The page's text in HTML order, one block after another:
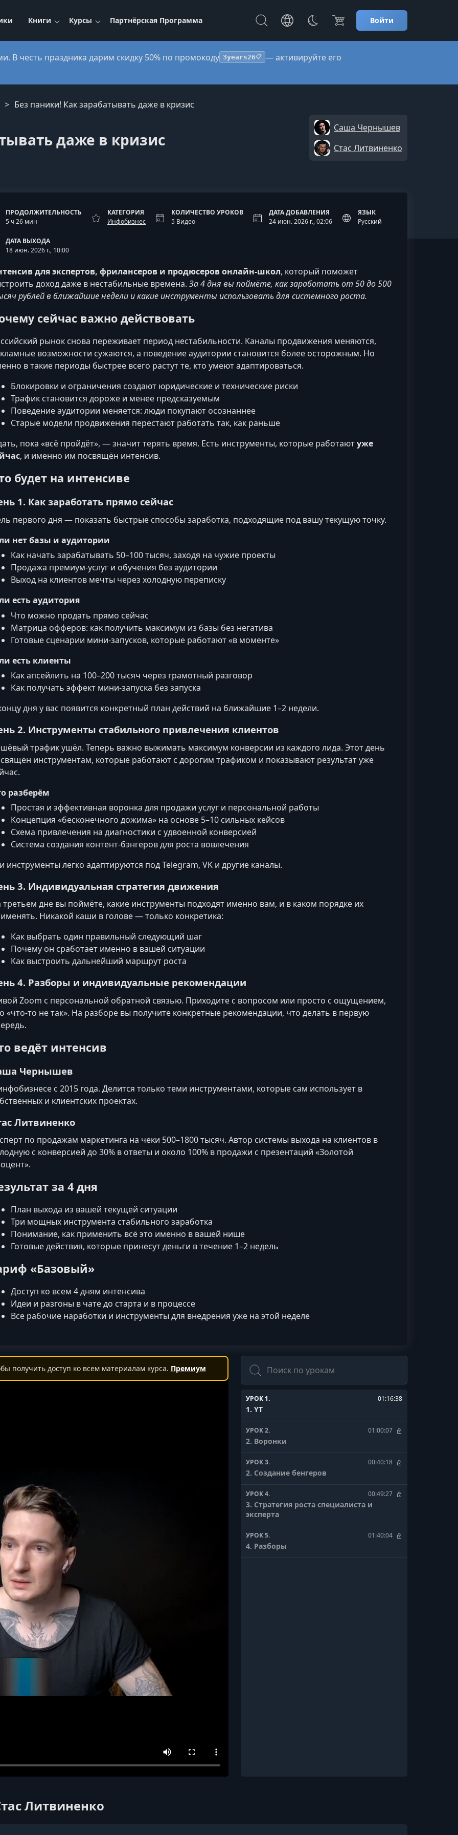
Книги Курсы Партнёрская Программа Войти
В честь праздника дарим скидку 50% по промокоду 3years26📋 — активируйте его
Без паники! Как зарабатывать даже в кризис
даже в кризис
Саша Чернышев
Стас Литвиненко
ПРОДОЛЖИТЕЛЬНОСТЬ
5 ч 26 мин
КАТЕГОРИЯ
Инфобизнес
КОЛИЧЕСТВО УРОКОВ
5 Видео
ДАТА ДОБАВЛЕНИЯ
24 июн. 2026 г., 02:06
ЯЗЫК
Русский
ДАТА ВЫХОДА
18 июн. 2026 г., 10:00
для экспертов, фрилансеров и продюсеров онлайн-школ, который поможет
доход даже в нестабильные времена. За 4 дня вы поймёте, как заработать от 50 до 500
рублей в ближайшие недели и какие инструменты использовать для системного роста.
сейчас важно действовать
рынок снова переживает период нестабильности. Каналы продвижения меняются,
возможности сужаются, а поведение аудитории становится более осторожным. Но
в такие периоды быстрее всего растут те, кто умеют адаптироваться.
Блокировки и ограничения создают юридические и технические риски
Трафик становится дороже и менее предсказуемым
Поведение аудитории меняется: люди покупают осознаннее
Старые модели продвижения перестают работать так, как раньше
пока «всё пройдёт», — значит терять время. Есть инструменты, которые работаютуже
, и именно им посвящён интенсив.
будет на интенсиве
1. Как заработать прямо сейчас
первого дня — показать быстрые способы заработка, подходящие под вашу текущую точку.
нет базы и аудитории
Как начать зарабатывать 50–100 тысяч, заходя на чужие проекты
Продажа премиум-услуг и обучения без аудитории
Выход на клиентов мечты через холодную переписку
есть аудитория
Что можно продать прямо сейчас
Матрица офферов: как получить максимум из базы без негатива
Готовые сценарии мини-запусков, которые работают «в моменте»
есть клиенты
Как апсейлить на 100–200 тысяч через грамотный разговор
Как получать эффект мини-запуска без запуска
дня у вас появится конкретный план действий на ближайшие 1–2 недели.
2. Инструменты стабильного привлечения клиентов
трафик ушёл. Теперь важно выжимать максимум конверсии из каждого лида. Этот день
инструментам, которые работают с дорогим трафиком и показывают результат уже
разберём
Простая и эффективная воронка для продажи услуг и персональной работы
Концепция «бесконечного дожима» на основе 5–10 сильных кейсов
Схема привлечения на диагностики с удвоенной конверсией
Система создания контент-бэнгеров для роста вовлечения
инструменты легко адаптируются под Telegram, VK и другие каналы.
3. Индивидуальная стратегия движения
третьем дне вы поймёте, какие инструменты подходят именно вам, и в каком порядке их
Никакой каши в голове — только конкретика:
Как выбрать один правильный следующий шаг
Почему он сработает именно в вашей ситуации
Как выстроить дальнейший маршрут роста
4. Разборы и индивидуальные рекомендации
Zoom с персональной обратной связью. Приходите с вопросом или просто с ощущением,
«что-то не так». На разборе вы получите конкретные рекомендации, что делать в первую
ведёт интенсив
Чернышев
с 2015 года. Делится только теми инструментами, которые сам использует в
и клиентских проектах.
Литвиненко
по продажам маркетинга на чеки 500–1800 тысяч. Автор системы выхода на клиентов в
с конверсией до 30% в ответы и около 100% в продажи с презентаций «Золотой
за 4 дня
План выхода из вашей текущей ситуации
Три мощных инструмента стабильного заработка
Понимание, как применить всё это именно в вашей нише
Готовые действия, которые принесут деньги в течение 1–2 недель
«Базовый»
Доступ ко всем 4 дням интенсива
Идеи и разгоны в чате до старта и в процессе
Все рабочие наработки и инструменты для внедрения уже на этой неделе
получить доступ ко всем материалам курса. Премиум
Поиск
УРОК 1. 01:16:38
1. YT
УРОК 2. 01:00:07
2. Воронки
УРОК 3. 00:40:18
2. Создание бенгеров
УРОК 4. 00:49:27
3. Стратегия роста специалиста и
эксперта
УРОК 5. 01:40:04
4. Разборы
Литвиненко